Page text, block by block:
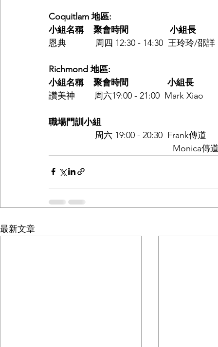
Coquitlam 地區:
小組名稱    聚會時間                 小組長
恩典            周四 12:30 - 14:30  王玲玲/邵詳
Richmond 地區:
小組名稱    聚會時間                小組長
讚美神        周六19:00 - 21:00  Mark Xiao
職場門訓小組
周六 19:00 - 20:30  Frank傳道
最新文章